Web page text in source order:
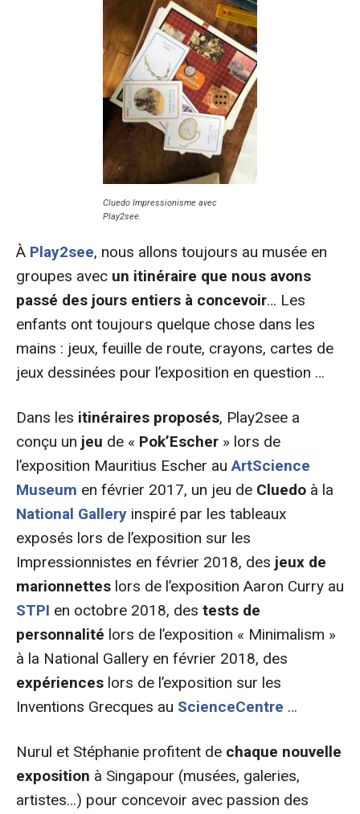
Cluedo Impressionisme avec
Play2see.
À Play2see, nous allons toujours au musée en
groupes avec un itinéraire que nous avons
passé des jours entiers à concevoir… Les
enfants ont toujours quelque chose dans les
mains : jeux, feuille de route, crayons, cartes de
jeux dessinées pour l’exposition en question …
Dans les itinéraires proposés, Play2see a
conçu un jeu de « Pok’Escher » lors de
l’exposition Mauritius Escher auArtScience
Museum en février 2017, un jeu de Cluedo à la
National Gallery inspiré par les tableaux
exposés lors de l’exposition sur les
Impressionnistes en février 2018, des jeux de
marionnettes lors de l’exposition Aaron Curry au
STPI en octobre 2018, des tests de
personnalité lors de l’exposition « Minimalism »
à la National Gallery en février 2018, des
expériences lors de l’exposition sur les
Inventions Grecques au ScienceCentre …
Nurul et Stéphanie profitent de chaque nouvelle
exposition à Singapour (musées, galeries,
artistes…) pour concevoir avec passion des